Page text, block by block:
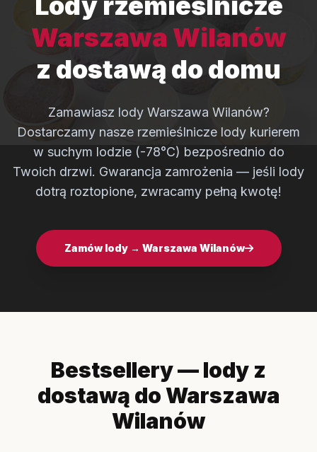
Warszawa Wilanów
z dostawą do domu
Zamawiasz lody Warszawa Wilanów?
Dostarczamy nasze rzemieślnicze lody kurierem
w suchym lodzie (-78°C) bezpośrednio do
Twoich drzwi. Gwarancja zamrożenia — jeśli lody
dotrą roztopione, zwracamy pełną kwotę!
Zamów lody → Warszawa Wilanów
Bestsellery — lody z
dostawą do Warszawa
Wilanów